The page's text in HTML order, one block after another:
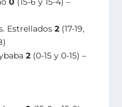
Estrellados2 (17-19,
2 (0-15 y 0-15) –